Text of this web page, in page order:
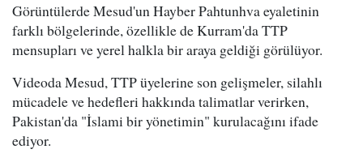
Görüntülerde Mesud'un Hayber Pahtunhva eyaletinin
farklı bölgelerinde, özellikle de Kurram'da TTP
mensupları ve yerel halkla bir araya geldiği görülüyor.
Videoda Mesud, TTP üyelerine son gelişmeler, silahlı
mücadele ve hedefleri hakkında talimatlar verirken,
Pakistan'da "İslami bir yönetimin" kurulacağını ifade
ediyor.